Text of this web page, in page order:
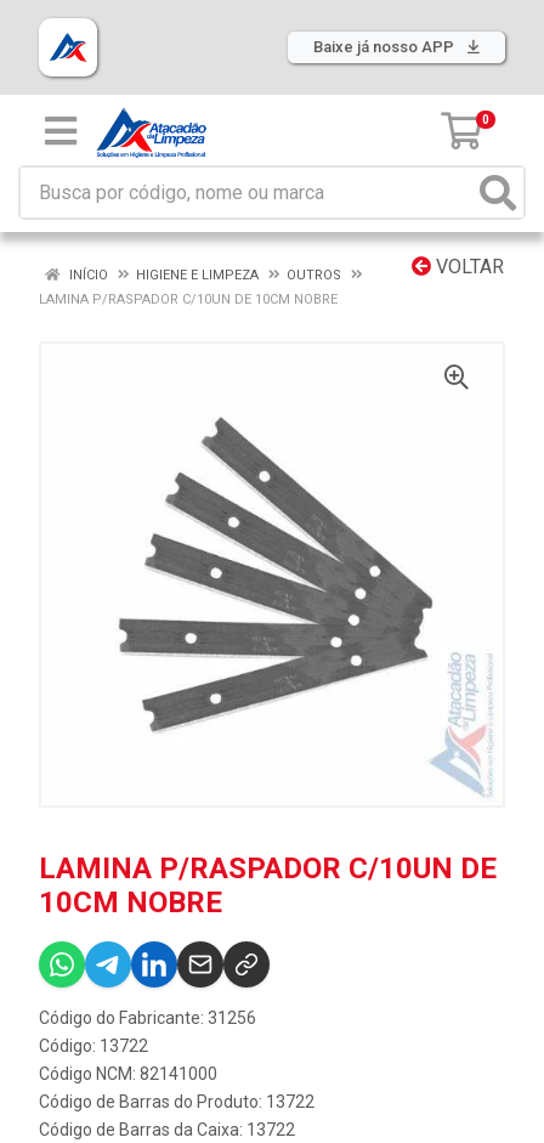
Baixe já nosso APP
0
VOLTAR
INÍCIO HIGIENE E LIMPEZA
OUTROS
LAMINA P/RASPADOR C/10UN DE 10CM NOBRE
LAMINA P/RASPADOR C/10UN DE
10CM NOBRE
Código do Fabricante: 31256
Código: 13722
Código NCM: 82141000
Código de Barras do Produto: 13722
Código de Barras da Caixa: 13722